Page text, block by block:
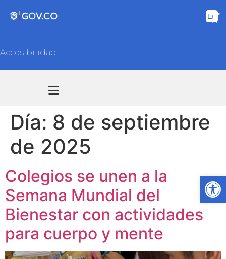
Accesibilidad
Día: 8 de septiembre
de 2025
Colegios se unen a la
Semana Mundial del
Bienestar con actividades
para cuerpo y mente